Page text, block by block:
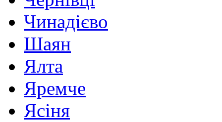
Чинадієво
Шаян
Ялта
Яремче
Ясіня